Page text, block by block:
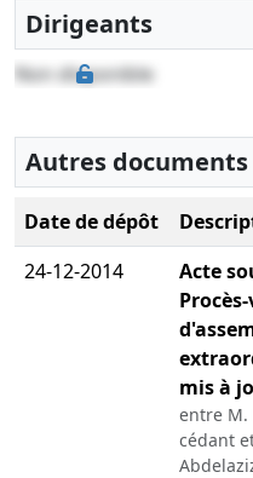
Dirigeants
Non disponible
Autres documents
Date de dépôt
24-12-2014
Acte
mis à
entre M.
cédant